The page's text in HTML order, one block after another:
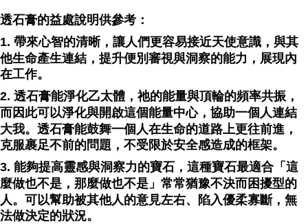
透石膏的益處說明供參考：
1. 帶來心智的清晰，讓人們更容易接近天使意識，與其
他生命產生連結，提升便別審視與洞察的能力，展現內
在工作。
2. 透石膏能淨化乙太體，祂的能量與頂輪的頻率共振，
而因此可以淨化與開啟這個能量中心，協助一個人連結
大我。透石膏能鼓舞一個人在生命的道路上更往前進，
克服裹足不前的問題，不受限於安全感造成的框架。
3. 能夠提高靈感與洞察力的寶石，這種寶石最適合「這
麼做也不是，那麼做也不是」常常猶豫不決而困擾型的
人。可以幫助被其他人的意見左右、陷入優柔寡斷，無
法做決定的狀況。